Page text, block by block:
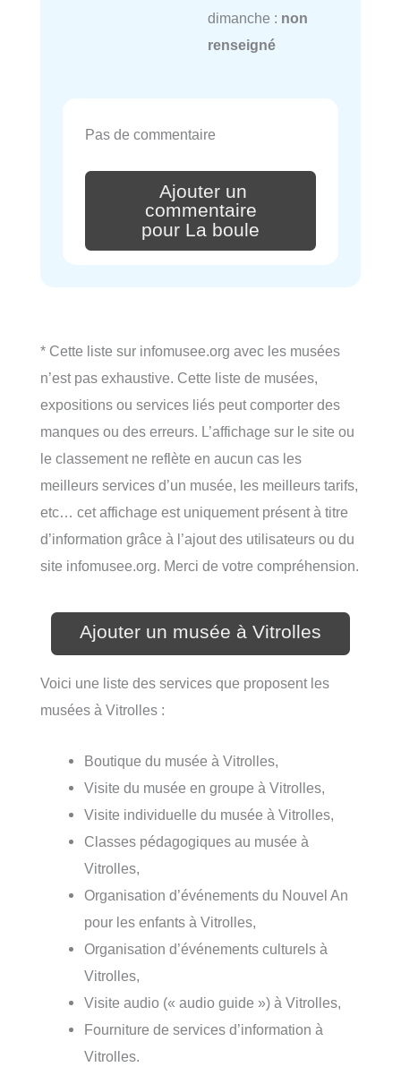
dimanche : non
renseigné
Pas de commentaire
Ajouter un
commentaire
pour La boule
* Cette liste sur infomusee.org avec les musées
n’est pas exhaustive. Cette liste de musées,
expositions ou services liés peut comporter des
manques ou des erreurs. L’affichage sur le site ou
le classement ne reflète en aucun cas les
meilleurs services d’un musée, les meilleurs tarifs,
etc… cet affichage est uniquement présent à titre
d’information grâce à l’ajout des utilisateurs ou du
site infomusee.org. Merci de votre compréhension.
Ajouter un musée à Vitrolles
Voici une liste des services que proposent les
musées à Vitrolles :
Boutique du musée à Vitrolles,
Visite du musée en groupe à Vitrolles,
Visite individuelle du musée à Vitrolles,
Classes pédagogiques au musée à
Vitrolles,
Organisation d’événements du Nouvel An
pour les enfants à Vitrolles,
Organisation d’événements culturels à
Vitrolles,
Visite audio (« audio guide ») à Vitrolles,
Fourniture de services d’information à
Vitrolles.